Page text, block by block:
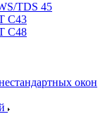
TDS 45
C43
C48
окон